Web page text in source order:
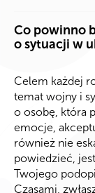
Co powinno
o sytuacji w
Celem każdej
temat wojny i
o osobę, która
emocje,
również nie
powiedzieć,
Twojego
Czasami,